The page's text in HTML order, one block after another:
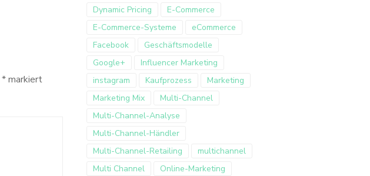
*markiert
Dynamic Pricing
E-Commerce
E-Commerce-Systeme
eCommerce
Facebook
Geschäftsmodelle
Google+
Influencer Marketing
instagram
Kaufprozess
Marketing
Marketing Mix
Multi-Channel
Multi-Channel-Analyse
Multi-Channel-Händler
Multi-Channel-Retailing
multichannel
Multi Channel
Online-Marketing